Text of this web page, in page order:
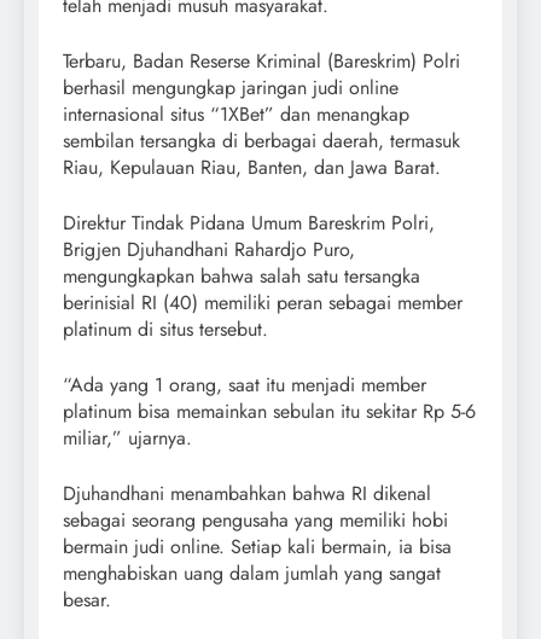
Terbaru, Badan Reserse Kriminal (Bareskrim) Polri
berhasil mengungkap jaringan judi online
internasional situs “1XBet” dan menangkap
sembilan tersangka di berbagai daerah, termasuk
Riau, Kepulauan Riau, Banten, dan Jawa Barat.
Direktur Tindak Pidana Umum Bareskrim Polri,
Brigjen Djuhandhani Rahardjo Puro,
mengungkapkan bahwa salah satu tersangka
berinisial RI (40) memiliki peran sebagai member
platinum di situs tersebut.
“Ada yang 1 orang, saat itu menjadi member
platinum bisa memainkan sebulan itu sekitar Rp 5-6
miliar,” ujarnya.
Djuhandhani menambahkan bahwa RI dikenal
sebagai seorang pengusaha yang memiliki hobi
bermain judi online. Setiap kali bermain, ia bisa
menghabiskan uang dalam jumlah yang sangat
besar.